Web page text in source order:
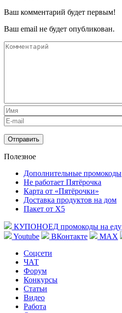
Ваш комментарий будет первым!
Ваш email не будет опубликован.
Полезное
Дополнительные промокоды
Не работает Пятёрочка
Карта от «Пятёрочки»
Доставка продуктов на дом
Пакет от X5
КУПОНОЕД промокоды на еду
Youtube
ВКонтакте MAX
Соцсети
ЧАТ
Форум
Конкурсы
Статьи
Видео
Работа